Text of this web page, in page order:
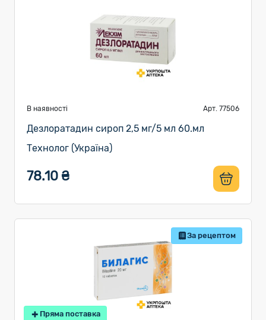
В наявності Арт. 77506
Дезлоратадин сироп 2,5 мг/5 мл 60.мл
Технолог (Україна)
78.10 ₴
За рецептом
Пряма поставка